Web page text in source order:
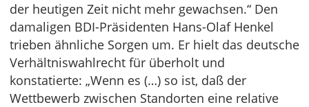
der heutigen Zeit nicht mehr gewachsen.“ Den
damaligen BDI-Präsidenten Hans-Olaf Henkel
trieben ähnliche Sorgen um. Er hielt das deutsche
Verhältniswahlrecht für überholt und
konstatierte: „Wenn es (…) so ist, daß der
Wettbewerb zwischen Standorten eine relative